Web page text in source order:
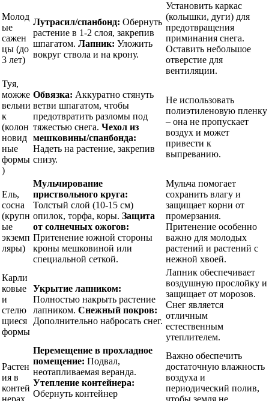
Молод
ые
сажен
цы (до
3 лет)
Лутрасил/спанбонд: Обернуть
растение в 1-2 слоя, закрепив
шпагатом. Лапник: Уложить
вокруг ствола и на крону.
Установить каркас
(колышки, дуги) для
предотвращения
приминания снега.
Оставить небольшое
отверстие для
вентиляции.
Туя,
можже
вельни
к
(колон
новид
ные
формы
)
Обвязка: Аккуратно стянуть
ветви шпагатом, чтобы
предотвратить разломы под
тяжестью снега. Чехол из
мешковины/спанбонда:
Надеть на растение, закрепив
снизу.
Не использовать
полиэтиленовую пленку
– она не пропускает
воздух и может
привести к
выпреванию.
Ель,
сосна
(крупн
ые
экземп
ляры)
Мульчирование
приствольного круга:
Толстый слой (10-15 см)
опилок, торфа, коры. Защита
от солнечных ожогов:
Притенение южной стороны
кроны мешковиной или
специальной сеткой.
Мульча помогает
сохранить влагу и
защищает корни от
промерзания.
Притенение особенно
важно для молодых
растений и растений с
нежной хвоей.
Карли
ковые
и
стелю
щиеся
формы
Укрытие лапником:
Полностью накрыть растение
лапником. Снежный покров:
Дополнительно набросать снег.
Лапник обеспечивает
воздушную прослойку и
защищает от морозов.
Снег является
отличным
естественным
утеплителем.
Растен
ия в
контей
нерах
Перемещение в прохладное
помещение: Подвал,
неотапливаемая веранда.
Утепление контейнера:
Обернуть контейнер
Важно обеспечить
достаточную влажность
воздуха и
периодический полив,
чтобы земля не